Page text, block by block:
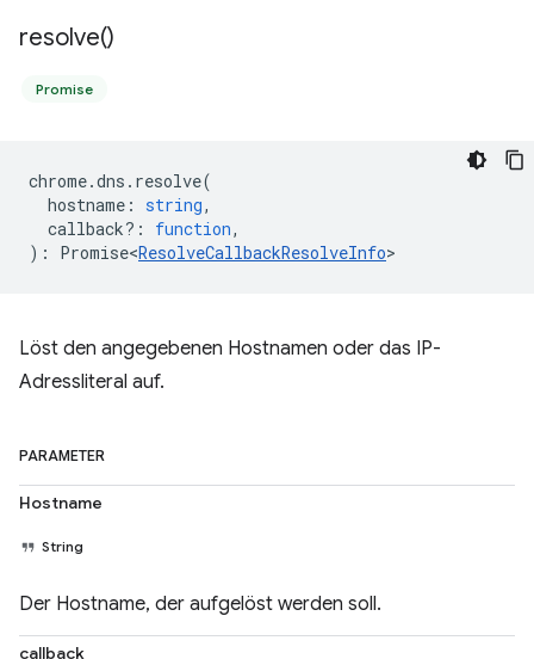
resolve()
Promise
chrome.dns . resolve(
hostname : string,
callback? : function,
) : Promise<ResolveCallbackResolveInfo>
Löst den angegebenen Hostnamen oder das IP-
Adressliteral auf.
PARAMETER
Hostname
String
Der Hostname, der aufgelöst werden soll.
callback